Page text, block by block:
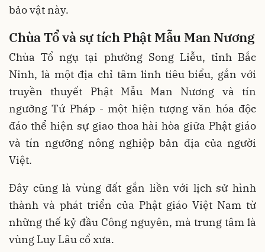
bảo vật này.
Chùa Tổvà sự tích Phật Mẫu Man Nương
Chùa Tổ ngụ tại phường Song Liễu, tỉnh Bắc
Ninh, là một địa chỉ tâm linh tiêu biểu, gắn với
truyền thuyết Phật Mẫu Man Nương và tín
ngưỡng Tứ Pháp - một hiện tượng văn hóa độc
đáo thể hiện sự giao thoa hài hòa giữa Phật giáo
và tín ngưỡng nông nghiệp bản địa của người
Việt.
Đây cũng là vùng đất gắn liền với lịch sử hình
thành và phát triển của Phật giáo Việt Nam từ
những thế kỷ đầu Công nguyên, mà trung tâm là
vùng Luy Lâu cổ xưa.